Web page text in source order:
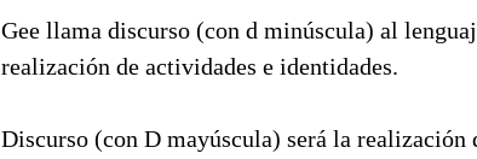
Gee llama discurso (con d minúscula) al
realización de actividades e identidades.
Discurso (con D mayúscula) será la realización